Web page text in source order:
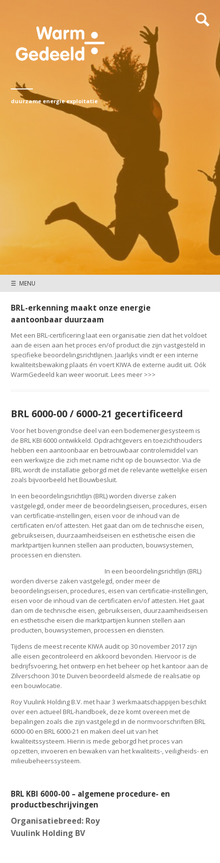
duurzame energie exploitatie
☰ MENU
BRL-erkenning maakt onze energie
aantoonbaar duurzaam
Met een BRL-certificering laat een organisatie zien dat het voldoet
aan de eisen aan het proces en/of product die zijn vastgesteld in
specifieke beoordelingsrichtlijnen. Jaarlijks vindt er een interne
kwaliteitsbewaking plaats én voert KIWA de externe audit uit. Oók
WarmGedeeld kan weer wooruit. Lees meer >>>
BRL 6000-00 / 6000-21 gecertificeerd
Voor het bovengrondse deel van een bodemenergiesysteem is
de BRL KBI 6000 ontwikkeld. Opdrachtgevers en toezichthouders
hebben een aantoonbaar en betrouwbaar controlemiddel van
een werkwijze die zich met name richt op de bouwsector. Via de
BRL wordt de installatie geborgd met de relevante wettelijke eisen
zoals bijvoorbeeld het Bouwbesluit.
In een beoordelingsrichtlijn (BRL) worden diverse zaken
vastgelegd, onder meer de beoordelingseisen, procedures, eisen
van certificatie-instellingen, eisen voor de inhoud van de
certificaten en/of attesten. Het gaat dan om de technische eisen,
gebruikseisen, duurzaamheidseisen en esthetische eisen die
marktpartijen kunnen stellen aan producten, bouwsystemen,
processen en diensten.
In een beoordelingsrichtlijn (BRL)
worden diverse zaken vastgelegd, onder meer de
beoordelingseisen, procedures, eisen van certificatie-instellingen,
eisen voor de inhoud van de certificaten en/of attesten. Het gaat
dan om de technische eisen, gebruikseisen, duurzaamheidseisen
en esthetische eisen die marktpartijen kunnen stellen aan
producten, bouwsystemen, processen en diensten.
Tijdens de meest recente KIWA audit op 30 november 2017 zijn
alle eisen gecontroleerd en akkoord bevonden. Hiervoor is de
bedrijfsvoering, het ontwerp en het beheer op het kantoor aan de
Zilverschoon 30 te Duiven beoordeeld alsmede de realisatie op
een bouwlocatie.
Roy Vuulink Holding B.V. met haar 3 werkmaatschappijen beschikt
over een actueel BRL-handboek, deze komt overeen met de
bepalingen zoals die zijn vastgelegd in de normvoorschriften BRL
6000-00 en BRL 6000-21 en maken deel uit van het
kwaliteitssysteem. Hierin is mede geborgd het proces van
opzetten, invoeren en bewaken van het kwaliteits-, veiligheids- en
milieubeheerssysteem.
BRL KBI 6000-00 – algemene procedure- en
productbeschrijvingen
Organisatiebreed: Roy
Vuulink Holding BV